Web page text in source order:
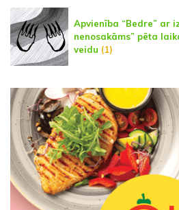
Apvienība “Bedre” ar
nenosakāms” pēta
veidu (1)